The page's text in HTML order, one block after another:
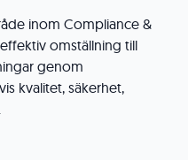
inom Compliance &
omställning till
genom
kvalitet, säkerhet,